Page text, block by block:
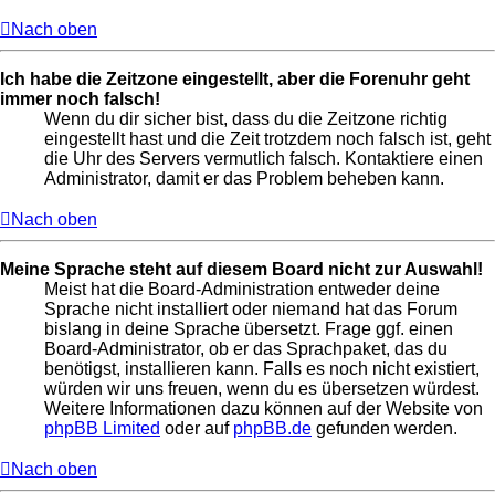
Nach oben
Ich habe die Zeitzone eingestellt, aber die Forenuhr geht
immer noch falsch!
Wenn du dir sicher bist, dass du die Zeitzone richtig
eingestellt hast und die Zeit trotzdem noch falsch ist, geht
die Uhr des Servers vermutlich falsch. Kontaktiere einen
Administrator, damit er das Problem beheben kann.
Nach oben
Meine Sprache steht auf diesem Board nicht zur Auswahl!
Meist hat die Board-Administration entweder deine
Sprache nicht installiert oder niemand hat das Forum
bislang in deine Sprache übersetzt. Frage ggf. einen
Board-Administrator, ob er das Sprachpaket, das du
benötigst, installieren kann. Falls es noch nicht existiert,
würden wir uns freuen, wenn du es übersetzen würdest.
Weitere Informationen dazu können auf der Website von
phpBB Limited oder auf phpBB.de gefunden werden.
Nach oben